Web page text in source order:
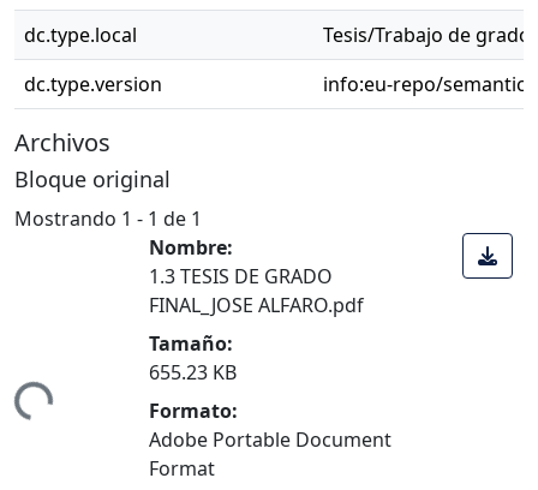
dc.type.local
Tesis/Trabajo de
dc.type.version
info:eu-repo/
Archivos
Bloque original
Mostrando 1 - 1 de 1
Cargando...
Nombre:
1.3 TESIS DE GRADO
FINAL_JOSE ALFARO.pdf
Tamaño:
655.23 KB
Formato:
Adobe Portable Document
Format